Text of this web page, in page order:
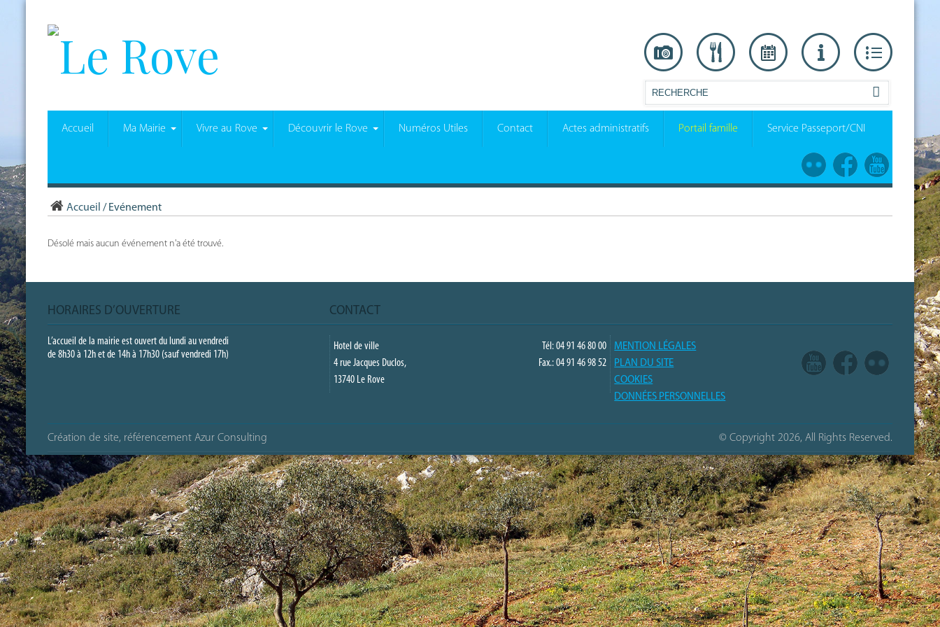
Accueil Ma Mairie Vivre au Rove Découvrir le Rove Numéros Utiles Contact Actes administratifs Portail famille Service Passeport/CNI
Accueil / Evénement
Désolé mais aucun événement n'a été trouvé.
HORAIRES D’OUVERTURE
L’accueil de la mairie est ouvert du lundi au vendredi
de 8h30 à 12h et de 14h à 17h30 (sauf vendredi 17h)
CONTACT
Hotel de ville
Tél: 04 91 46 80 00
4 rue Jacques Duclos,
Fax.: 04 91 46 98 52
13740 Le Rove
MENTION LÉGALES
PLAN DU SITE
COOKIES
DONNÉES PERSONNELLES
Création de site, référencement Azur Consulting © Copyright 2026, All Rights Reserved.